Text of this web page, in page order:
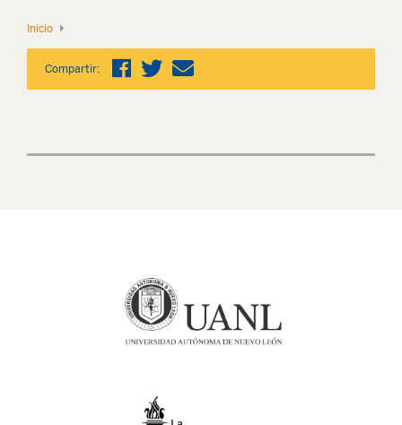
Inicio
Compartir: